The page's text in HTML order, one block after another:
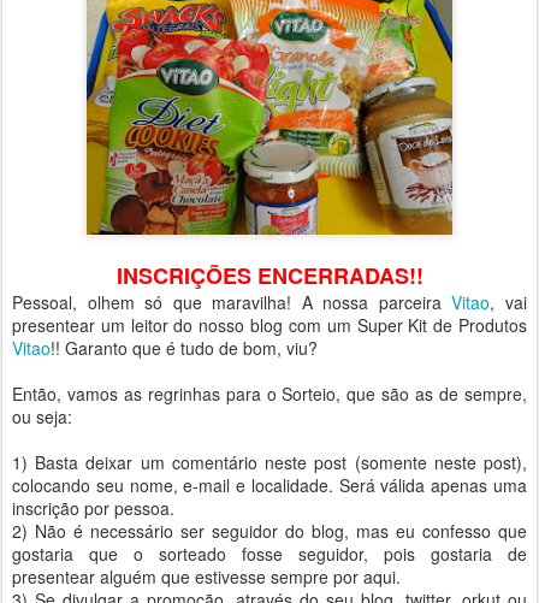
INSCRIÇÕES ENCERRADAS!!
Pessoal, olhem só que maravilha! A nossa parceiraVitao, vai
presentear um leitor do nosso blog com um Super Kit de Produtos
Vitao!! Garanto que é tudo de bom, viu?
Então, vamos as regrinhas para o Sorteio, que são as de sempre,
ou seja:
1) Basta deixar um comentário neste post (somente neste post),
colocando seu nome, e-mail e localidade. Será válida apenas uma
inscrição por pessoa.
2) Não é necessário ser seguidor do blog, mas eu confesso que
gostaria que o sorteado fosse seguidor, pois gostaria de
presentear alguém que estivesse sempre por aqui.